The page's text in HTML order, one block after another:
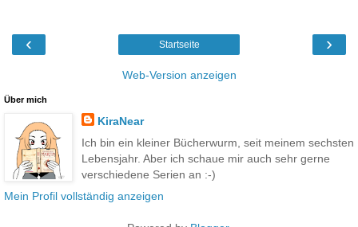
‹ ›
Startseite
Web-Version anzeigen
Über mich
KiraNear
Ich bin ein kleiner Bücherwurm, seit meinem sechsten
Lebensjahr. Aber ich schaue mir auch sehr gerne
verschiedene Serien an :-)
Mein Profil vollständig anzeigen